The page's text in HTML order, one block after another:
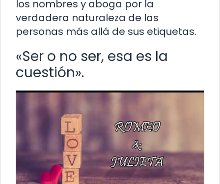
los nombres y aboga por la
verdadera naturaleza de las
personas más allá de sus etiquetas.
«Ser o no ser, esa es la
cuestión».